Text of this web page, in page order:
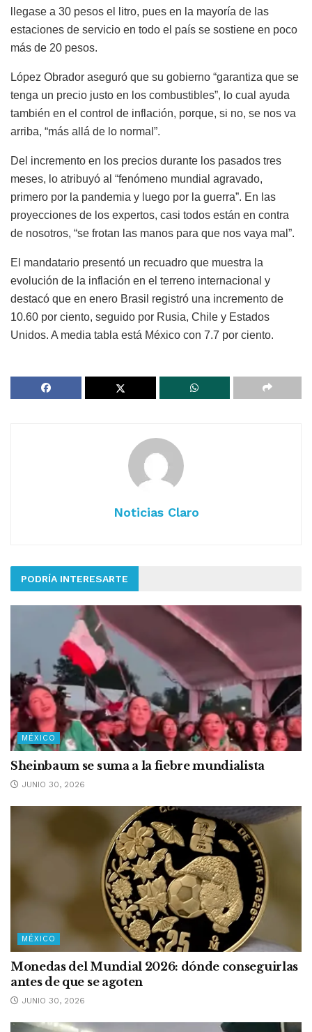
llegase a 30 pesos el litro, pues en la mayoría de las
estaciones de servicio en todo el país se sostiene en poco
más de 20 pesos.
López Obrador aseguró que su gobierno “garantiza que se
tenga un precio justo en los combustibles”, lo cual ayuda
también en el control de inflación, porque, si no, se nos va
arriba, “más allá de lo normal”.
Del incremento en los precios durante los pasados tres
meses, lo atribuyó al “fenómeno mundial agravado,
primero por la pandemia y luego por la guerra”. En las
proyecciones de los expertos, casi todos están en contra
de nosotros, “se frotan las manos para que nos vaya mal”.
El mandatario presentó un recuadro que muestra la
evolución de la inflación en el terreno internacional y
destacó que en enero Brasil registró una incremento de
10.60 por ciento, seguido por Rusia, Chile y Estados
Unidos. A media tabla está México con 7.7 por ciento.
Noticias Claro
PODRÍA INTERESARTE
MÉXICO
Sheinbaum se suma a la fiebre mundialista
JUNIO 30, 2026
MÉXICO
Monedas del Mundial 2026: dónde conseguirlas
antes de que se agoten
JUNIO 30, 2026